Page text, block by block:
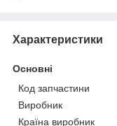
Характеристики
Основні
Код запчастини
Виробник
Країна виробник